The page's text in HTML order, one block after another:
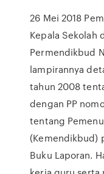
26 Mei 2018
Kepala Sekolah
Permendikbud
lampirannya
tahun 2008
dengan PP
tentang
(Kemendikbud)
Buku Laporan.